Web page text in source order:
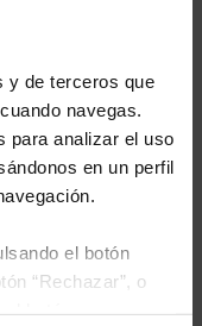
y de terceros que
navegas.
para analizar el uso
en un perfil
el botón
“Rechazar”, o